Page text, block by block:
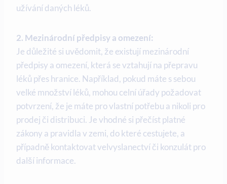
užívání daných léků.
2. Mezinárodní předpisy a omezení:
Je důležité si uvědomit, že existují mezinárodní
předpisy a omezení, která se vztahují na přepravu
léků přes hranice. Například, pokud máte s sebou
velké množství léků, mohou celní úřady požadovat
potvrzení, že je máte pro vlastní potřebu a nikoli pro
prodej či distribuci. Je vhodné si přečíst platné
zákony a pravidla v zemi, do které cestujete, a
případně kontaktovat velvyslanectví či konzulát pro
další informace.